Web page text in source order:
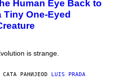
Human Eye Back to
Tiny One-Eyed
is strange.
САТА РАНИЈЕOD LUIS PRADA